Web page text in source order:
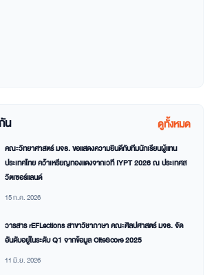
น ดูทั้งหมด
คณะวิทยาศาสตร์ มจธ. ขอแสดงความยินดีกับทีมนักเรียนผู้แทน
ประเทศไทย คว้าเหรียญทองแดงจากเวที IYPT 2026 ณ ประเทศส
วิตเซอร์แลนด์
15 ก.ค. 2026
วารสาร rEFLections สาขาวิชาภาษา คณะศิลปศาสตร์ มจธ. จัด
อันดับอยู่ในระดับ Q1 จากข้อมูล CiteScore 2025
11 มิ.ย. 2026